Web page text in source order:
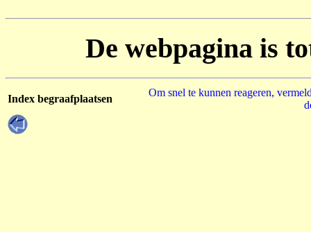
De webpagina is
Index begraafplaatsen
Om snel te kunnen reageren,